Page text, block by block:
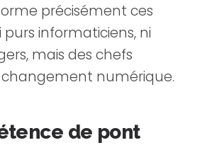
précisément ces
informaticiens, ni
mais des chefs
numérique.
de pont